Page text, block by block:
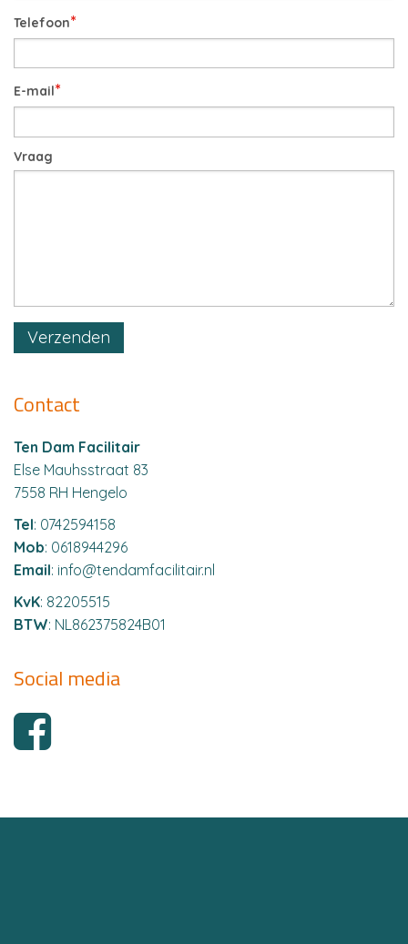
Telefoon*
E-mail*
Vraag
Verzenden
Contact
Ten Dam Facilitair
Else Mauhsstraat 83
7558 RH Hengelo
Tel: 0742594158
Mob: 0618944296
Email: info@tendamfacilitair.nl
KvK: 82205515
BTW: NL862375824B01
Social media